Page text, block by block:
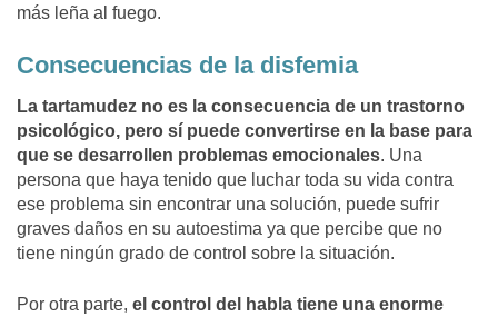
más leña al fuego.
Consecuencias de la disfemia
La tartamudez no es la consecuencia de un trastorno
psicológico, pero sí puede convertirse en la base para
que se desarrollen problemas emocionales. Una
persona que haya tenido que luchar toda su vida contra
ese problema sin encontrar una solución, puede sufrir
graves daños en su autoestima ya que percibe que no
tiene ningún grado de control sobre la situación.
Por otra parte, el control del habla tiene una enorme